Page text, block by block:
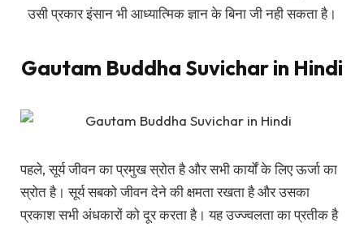
उसी प्रकार इंसान भी आध्यात्मिक ज्ञान के बिना जी नही सकता है।
Gautam Buddha Suvichar in Hindi
पहले, सूर्य जीवन का प्रमुख स्रोत है और सभी कार्यों के लिए ऊर्जा का
स्रोत है। सूर्य सबको जीवन देने की क्षमता रखता है और उसका
प्रकाश सभी अंधकारों को दूर करता है। यह उज्ज्वलता का प्रतीक है